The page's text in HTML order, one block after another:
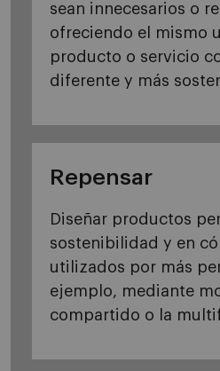
sean innecesarios o
ofreciendo el mismo
producto o servicio
diferente y más
Repensar
Diseñar productos
sostenibilidad y en
utilizados por más
ejemplo, mediante
compartido o la